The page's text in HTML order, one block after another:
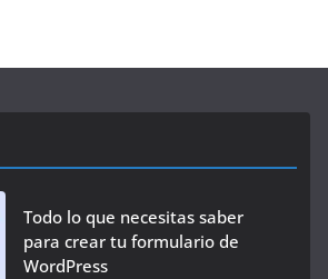
Todo lo que necesitas saber
para crear tu formulario de
WordPress